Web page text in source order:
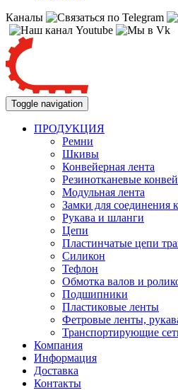
Каналы
Toggle navigation
ПРОДУКЦИЯ
Ремни
Шкивы
Конвейерная лента
Резинотканевые
Модульная лента
Замки для соединения
Рукава и шланги
Цепи
Пластинчатые цепи
Силикон
Тефлон
Обмотка валов и
Подшипники
Пластиковые ленты
Фетровые ленты,
Транспортирующие
Компания
Информация
Доставка
Контакты